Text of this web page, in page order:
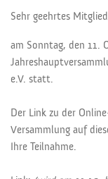
Sehr geehrtes
am Sonntag, den 11.
e.V. statt.
Der Link zu der
Versammlung auf
Ihre Teilnahme.